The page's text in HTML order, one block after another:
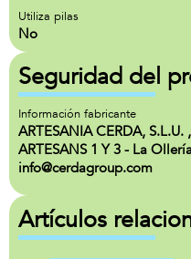
Utiliza pilas
No
Seguridad del
Información fabricante
ARTESANIA CERDA,
ARTESANS 1 Y 3 - La
info@cerdagroup.com
Artículos